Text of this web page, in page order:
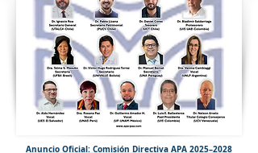
Anuncio Oficial: Comisión Directiva APA 2025–2028